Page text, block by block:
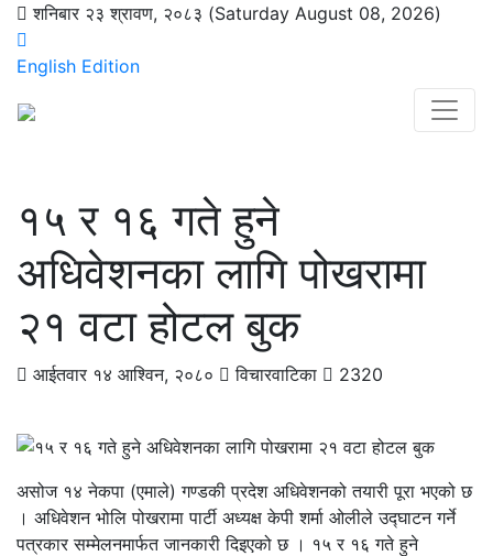
शनिबार २३ श्रावण, २०८३ (Saturday August 08, 2026)
English Edition
१५ र १६ गते हुने
अधिवेशनका लागि पोखरामा
२१ वटा होटल बुक
आईतवार १४ आश्विन, २०८० विचारवाटिका 2320
असोज १४ नेकपा (एमाले) गण्डकी प्रदेश अधिवेशनको तयारी पूरा भएको छ
। अधिवेशन भोलि पोखरामा पार्टी अध्यक्ष केपी शर्मा ओलीले उद्‍घाटन गर्ने
पत्रकार सम्मेलनमार्फत जानकारी दिइएको छ । १५ र १६ गते हुने